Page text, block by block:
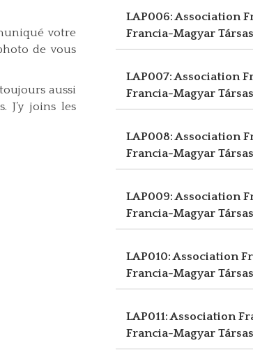
votre
de vous
aussi
J’y joins les
LAP006: Association
Francia-Magyar
LAP007: Association
Francia-Magyar
LAP008: Association
Francia-Magyar
LAP009: Association
Francia-Magyar
LAP010: Association
Francia-Magyar
LAP011: Association
Francia-Magyar